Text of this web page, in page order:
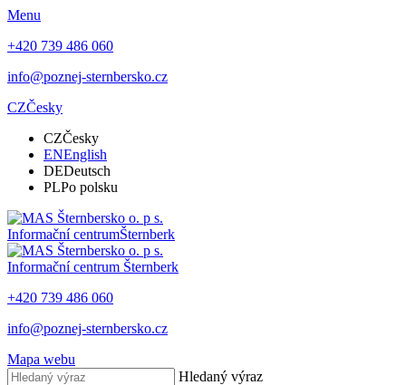
Menu
+420 739 486 060
info@poznej-sternbersko.cz
CZČesky
CZČesky
ENEnglish
DEDeutsch
PLPo polsku
Informační centrumŠternberk
Informační centrum Šternberk
+420 739 486 060
info@poznej-sternbersko.cz
Mapa webu
Hledaný výraz